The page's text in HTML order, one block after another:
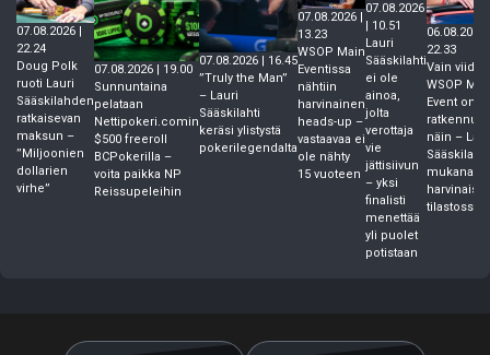
07.08.2026 |
22.24
Doug Polk
ruoti Lauri
Sääskilahden
ratkaisevan
maksun –
”Miljoonien
dollarien
virhe”
07.08.2026 | 19.00
Sunnuntaina
pelataan
Nettipokeri.comin
$500 freeroll
BCPokerilla –
voita paikka NP
Reissupeleihin
07.08.2026 | 16.45
”Truly the Man”
– Lauri
Sääskilahti
keräsi ylistystä
pokerilegendalta
07.08.2026 |
13.23
WSOP Main
Eventissa
nähtiin
harvinainen
heads-up –
vastaavaa ei
ole nähty
15 vuoteen
07.08.2026
| 10.51
Lauri
Sääskilahti
ei ole
ainoa,
jolta
verottaja
vie
jättisiivun
– yksi
finalisti
menettää
yli puolet
potistaan
06.08.2026
22.33
Vain
WSOP
Event on
ratkennut
näin –
Sääskilahti
mukana
tilastossa